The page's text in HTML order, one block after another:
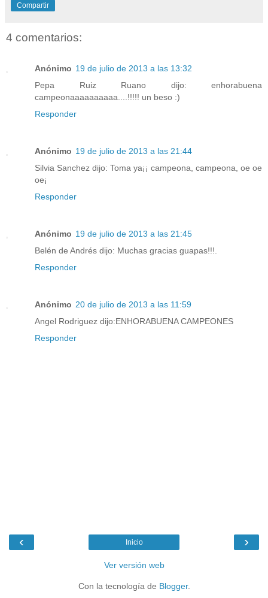
Compartir
4 comentarios:
Anónimo 19 de julio de 2013 a las 13:32
Pepa Ruiz Ruano dijo: enhorabuena
campeonaaaaaaaaaa....!!!!! un beso :)
Responder
Anónimo 19 de julio de 2013 a las 21:44
Silvia Sanchez dijo: Toma ya¡¡ campeona, campeona, oe oe
oe¡
Responder
Anónimo 19 de julio de 2013 a las 21:45
Belén de Andrés dijo: Muchas gracias guapas!!!.
Responder
Anónimo 20 de julio de 2013 a las 11:59
Angel Rodriguez dijo:ENHORABUENA CAMPEONES
Responder
‹ ›
Inicio
Ver versión web
Con la tecnología de Blogger.